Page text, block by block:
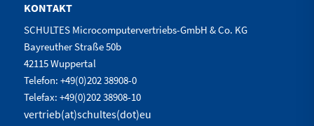
KONTAKT
SCHULTES Microcomputervertriebs-GmbH & Co. KG
Bayreuther Straße 50b
42115 Wuppertal
Telefon: +49(0)202 38908-0
Telefax: +49(0)202 38908-10
vertrieb(at)schultes(dot)eu